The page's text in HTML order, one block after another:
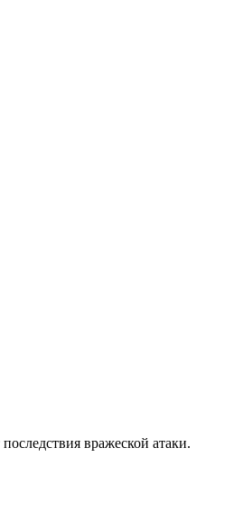
вражеской атаки.